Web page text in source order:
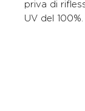
priva di
UV del 100%.